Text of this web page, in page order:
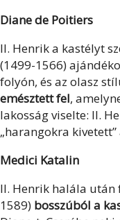
Diane de Poitiers
II. Henrik a kastélyt
(1499-1566)
folyón, és az olasz
emésztett fel,
lakosság viselte: II.
„harangokra
Medici Katalin
II. Henrik halála után
1589) bosszúból a